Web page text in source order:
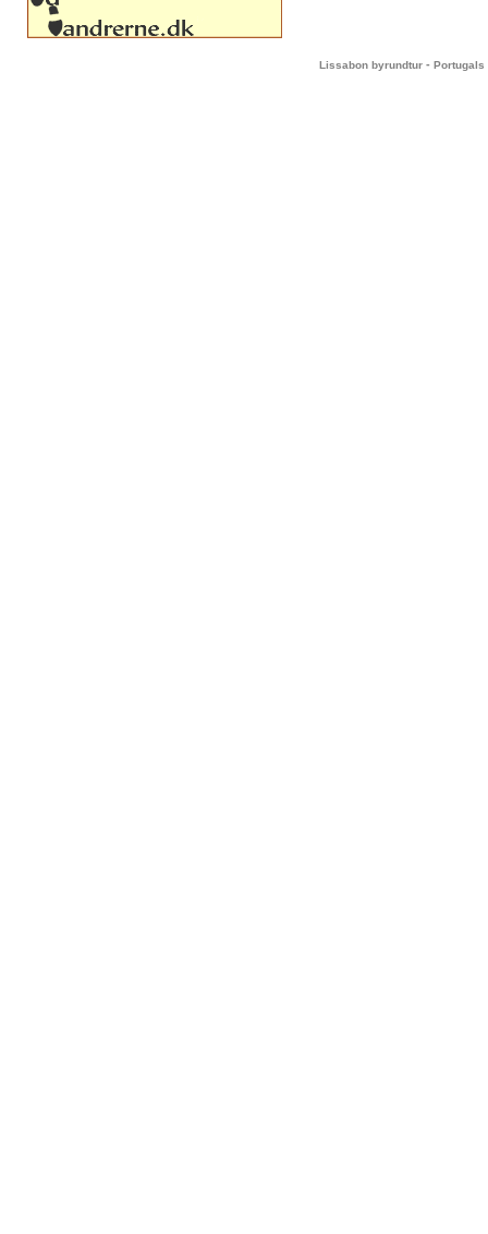
Lissabon byrundtur - Portugals